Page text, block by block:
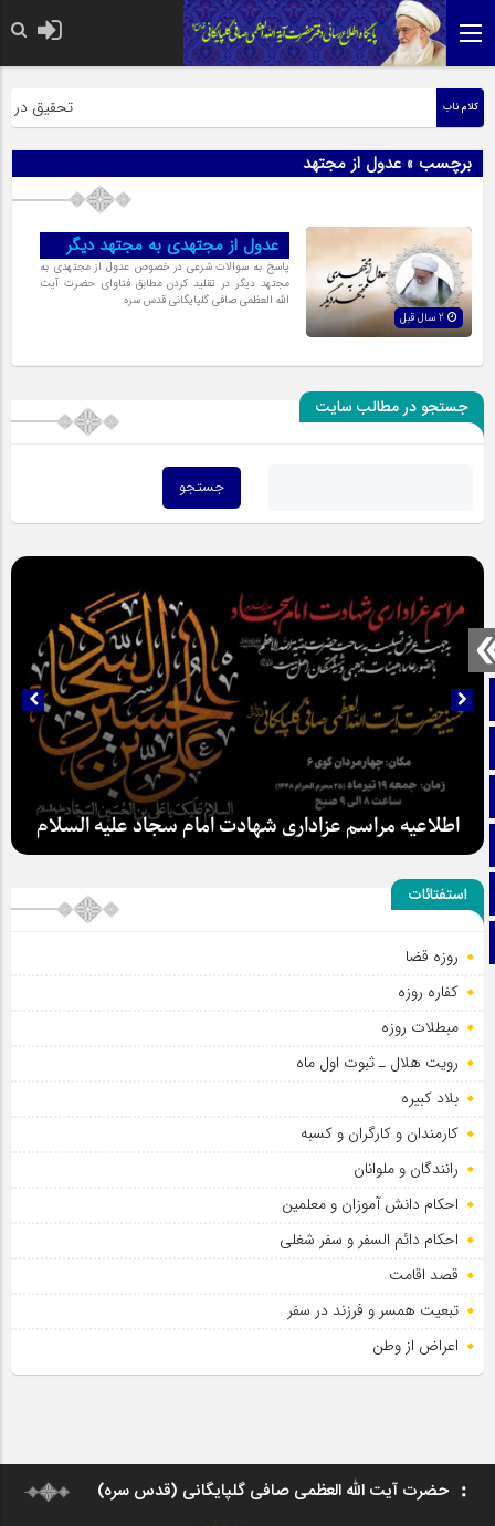
صفحه نخست
آپارات
اینستاگرام
کلام ناب تحقیق در
برچسب » عدول از مجتهد
عدول از مجتهدى به مجتهد ديگر
پاسخ به سوالات شرعی در خصوص عدول از مجتهدی به
مجتهد دیگر در تقلید کردن مطابق فتاوای حضرت آیت
الله العظمی صافی گلپایگانی قدس سره
جستجو در مطالب سایت
اطلاعیه مراسم عزاداری شهادت امام سجاد علیه السلام
استفتائات
روزه قضا
کفاره روزه
مبطلات روزه
رویت هلال ـ ثبوت اول ماه
بلاد کبیره
کارمندان و کارگران و کسبه
رانندگان و ملوانان
احکام دانش آموزان و معلمین
احکام دائم السفر و سفر شغلی
قصد اقامت
تبعیت همسر و فرزند در سفر
اعراض از وطن
حضرت آیت الله العظمی صافی گلپایگانی (قدس سره)